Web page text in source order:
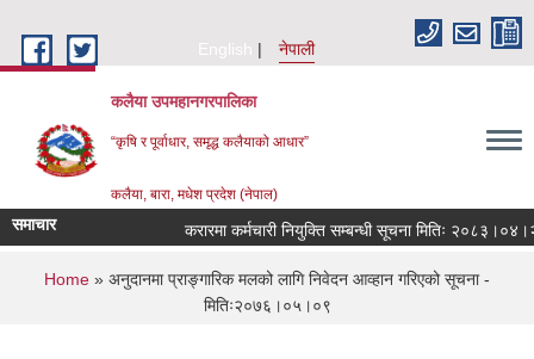
English
नेपाली
कलैया उपमहानगरपालिका
“कृषि र पूर्वाधार, समृद्ध कलैयाको आधार”
कलैया, बारा, मधेश प्रदेश (नेपाल)
समाचार करारमा कर्मचारी नियुक्ति सम्बन्धी सूचना मितिः २०८३।०४।२१
You are here
Home » अनुदानमा प्राङ्गारिक मलको लागि निवेदन आव्हान गरिएको सूचना -
मितिः२०७६।०५।०९